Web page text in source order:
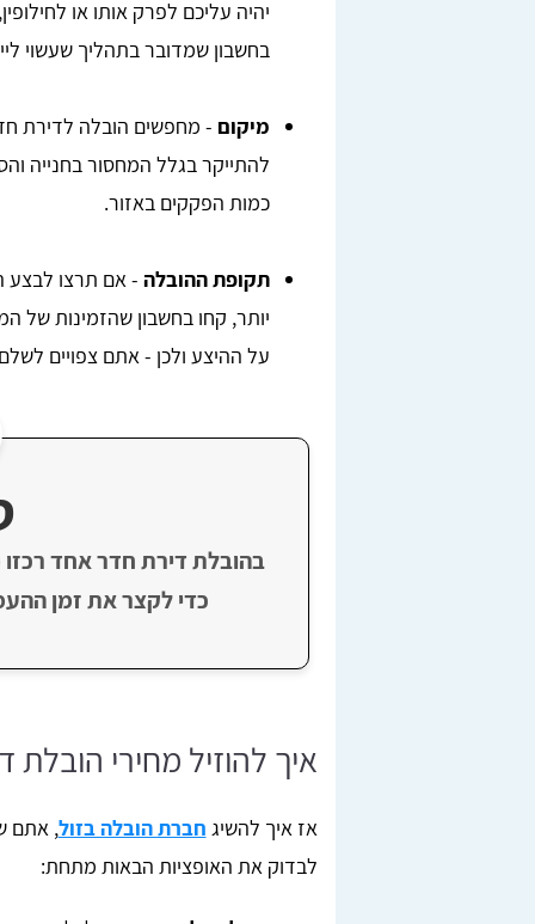
יהיה עליכם לפרק אותו או
בחשבון שמדובר בתהליך שעשוי
מיקום - מחפשים הובלה לדירת
להתייקר בגלל המחסור בחנייה
כמות הפקקים באזור.
תקופת ההובלה - אם תרצו לבצע
יותר, קחו בחשבון שהזמינות של
על ההיצע ולכן - אתם צפויים
בהובלת דירת חדר אחד
כדי לקצר את זמן
איך להוזיל מחירי הובלת
אז איך להשיג חברת הובלה בזול, אתם
לבדוק את האופציות הבאות מתחת: